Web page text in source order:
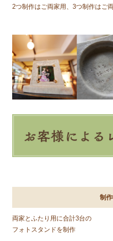
2つ制作はご両家用、3つ制作はご
制
両家とふたり用に合計3台の
フォトスタンドを制作